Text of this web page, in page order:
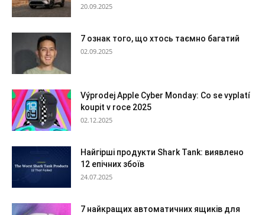
20.09.2025
7 ознак того, що хтось таємно багатий
02.09.2025
Výprodej Apple Cyber Monday: Co se vyplatí
koupit v roce 2025
02.12.2025
Найгірші продукти Shark Tank: виявлено
12 епічних збоїв
24.07.2025
7 найкращих автоматичних ящиків для